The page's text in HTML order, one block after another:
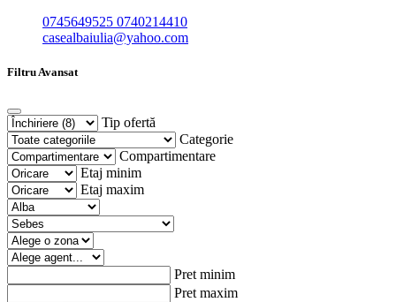
0745649525 0740214410
casealbaiulia@yahoo.com
Filtru Avansat
Tip ofertă
Categorie
Compartimentare
Etaj minim
Etaj maxim
Pret minim
Pret maxim